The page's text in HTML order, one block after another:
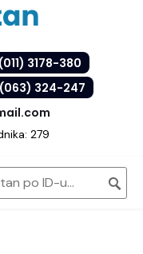
(011) 3178-380
(063) 324-247
279